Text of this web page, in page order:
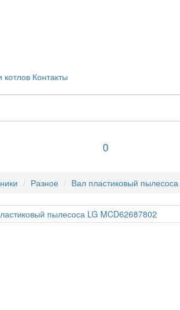
котлов Контакты
0
Разное Вал пластиковый